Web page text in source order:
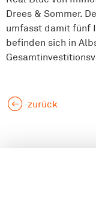
Drees & Sommer.
umfasst damit fünf
befinden sich in
zurück